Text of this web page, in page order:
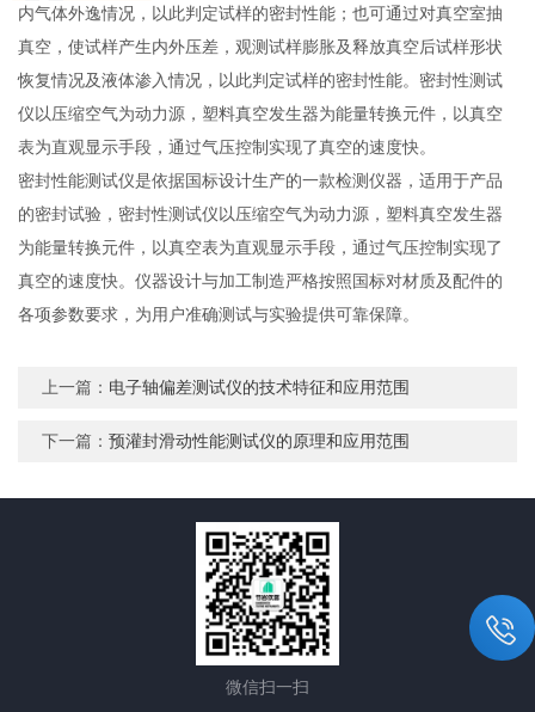
内气体外逸情况，以此判定试样的密封性能；也可通过对真空室抽
真空，使试样产生内外压差，观测试样膨胀及释放真空后试样形状
恢复情况及液体渗入情况，以此判定试样的密封性能。密封性测试
仪以压缩空气为动力源，塑料真空发生器为能量转换元件，以真空
表为直观显示手段，通过气压控制实现了真空的速度快。
密封性能测试仪是依据国标设计生产的一款检测仪器，适用于产品
的密封试验，密封性测试仪以压缩空气为动力源，塑料真空发生器
为能量转换元件，以真空表为直观显示手段，通过气压控制实现了
真空的速度快。仪器设计与加工制造严格按照国标对材质及配件的
各项参数要求，为用户准确测试与实验提供可靠保障。
上一篇： 电子轴偏差测试仪的技术特征和应用范围
下一篇：预灌封滑动性能测试仪的原理和应用范围
微信扫一扫